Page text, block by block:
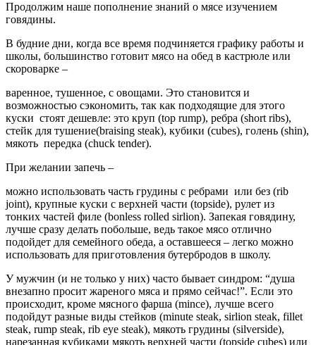
Продолжим наше пополнение знаний о мясе изучением
говядины.
В будние дни, когда все время подчиняется графику работы и
школы, большинство готовит мясо на обед в кастрюле или
скороварке –
варенное, тушенное, с овощами. Это становится и
возможностью сэкономить, так как подходящие для этого
куски стоят дешевле: это круп (top rump), ребра (short ribs),
стейк для тушение(braising steak), кубики (cubes), голень (shin),
мякоть передка (chuck tender).
При желании запечь –
можно использовать часть грудины с ребрами или без (rib
joint), крупные куски с верхней части (topside), рулет из
тонких частей филе (bonless rolled sirlion). Запекая говядину,
лучше сразу делать побольше, ведь такое мясо отлично
подойдет для семейного обеда, а оставшееся – легко можно
использовать для приготовления бутербродов в школу.
У мужчин (и не только у них) часто бывает синдром: “душа
внезапно просит жареного мяса и прямо сейчас!”. Если это
происходит, кроме мясного фарша (mince), лучше всего
подойдут разные виды стейков (minute steak, sirlion steak, fillet
steak, rump steak, rib eye steak), мякоть грудины (silverside),
нарезанная кубиками мякоть верхней части (topside cubes) или